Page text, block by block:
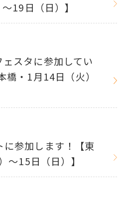
19日（日）】
スタに参加してい
橋・1月14日（火）
参加します！【東
～15日（日）】